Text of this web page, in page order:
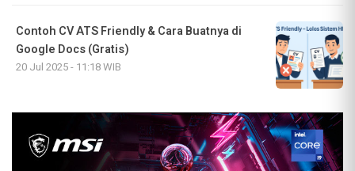
Contoh CV ATS Friendly & Cara Buatnya di
Google Docs (Gratis)
20 Jul 2025 - 11:18 WIB